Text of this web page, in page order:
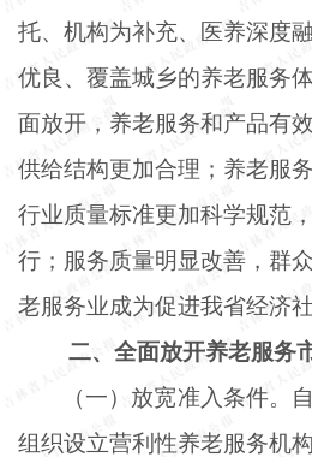
托、机构为补充、医养深度
优良、覆盖城乡的养老服务
面放开，养老服务和产品有
供给结构更加合理；养老服
行业质量标准更加科学规范
行；服务质量明显改善，群
老服务业成为促进我省经济
二、全面放开养老服务
（一）放宽准入条件。
组织设立营利性养老服务机